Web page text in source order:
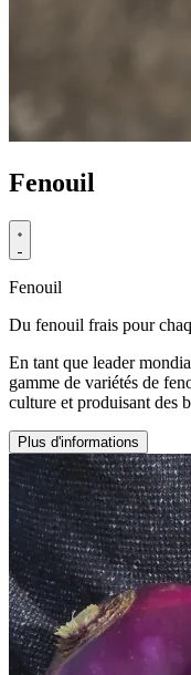
Fenouil
Fenouil
Du fenouil frais pour
En tant que leader
gamme de variétés de
culture et produisant des
Plus d'informations